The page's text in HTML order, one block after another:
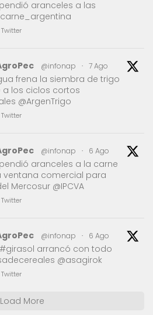
aranceles a las
Twitter
@infonap · 7 Ago
frena la siembra de trigo
los ciclos cortos
@ArgenTrigo
Twitter
@infonap · 6 Ago
aranceles a la carne
ventana comercial para
Mercosur @IPCVA
Twitter
@infonap · 6 Ago
arrancó con todo
@asagirok
Twitter
Load More